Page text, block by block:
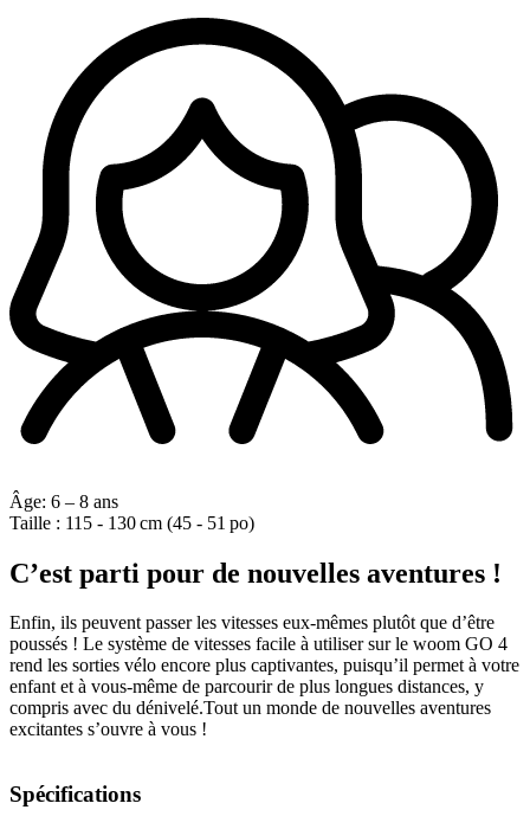
Âge: 6 – 8 ans
Taille : 115 - 130 cm (45 - 51 po)
C’est parti pour de nouvelles aventures !
Enfin, ils peuvent passer les vitesses eux-mêmes plutôt que d’être
poussés ! Le système de vitesses facile à utiliser sur le woom GO 4
rend les sorties vélo encore plus captivantes, puisqu’il permet à votre
enfant et à vous-même de parcourir de plus longues distances, y
compris avec du dénivelé.Tout un monde de nouvelles aventures
excitantes s’ouvre à vous !
Spécifications